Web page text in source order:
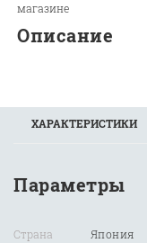
магазине
Описание
ХАРАКТЕРИСТИКИ
Параметры
Страна
Япония